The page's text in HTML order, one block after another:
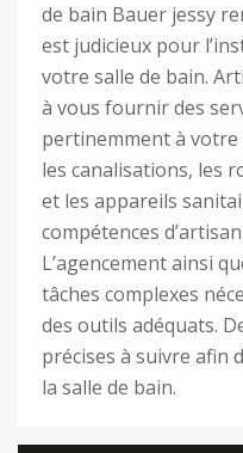
de bain Bauer jessy
est judicieux pour
votre salle de bain.
à vous fournir des
pertinemment à votre
les canalisations, les
et les appareils
compétences
L’agencement ainsi
tâches complexes
des outils adéquats.
précises à suivre afin
la salle de bain.